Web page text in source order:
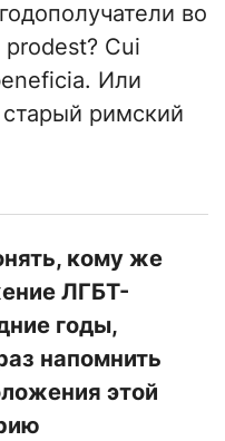
во
prodest? Cui
Или
римский
кому же
ЛГБТ-
годы,
напомнить
этой